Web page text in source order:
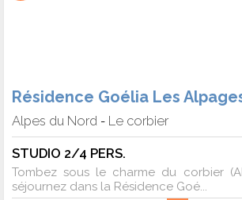
Résidence Goélia Les
Alpes du Nord - Le corbier
STUDIO 2/4 PERS.
Tombez sous le charme du corbier
séjournez dans la Résidence Goé...